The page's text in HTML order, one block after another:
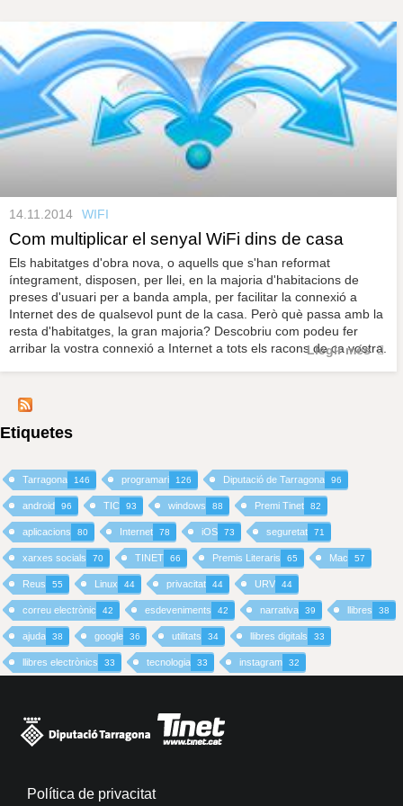
u
s
c
l
a
14.11.2014 WIFI
Com multiplicar el senyal WiFi dins de casa
Els habitatges d'obra nova, o aquells que s'han reformat
íntegrament, disposen, per llei, en la majoria d'habitacions de
preses d'usuari per a banda ampla, per facilitar la connexió a
Internet des de qualsevol punt de la casa. Però què passa amb la
resta d'habitatges, la gran majoria? Descobriu com podeu fer
arribar la vostra connexió a Internet a tots els racons de ca vostra.
Llegir més
Etiquetes
Tarragona 146 programari 126 Diputació de Tarragona 96
android 96 TIC 93 windows 88 Premi Tinet 82
aplicacions 80 Internet 78 iOS 73 seguretat 71
xarxes socials 70 TINET 66 Premis Literaris 65 Mac 57
Reus 55 Linux 44 privacitat 44 URV 44
correu electrònic 42 esdeveniments 42 narrativa 39 llibres 38
ajuda 38 google 36 utilitats 34 llibres digitals 33
llibres electrònics 33 tecnologia 33 instagram 32
Política de privacitat